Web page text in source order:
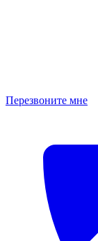
Перезвоните мне